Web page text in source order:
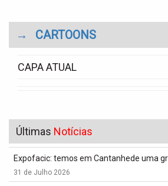
→ CARTOONS
CAPA ATUAL
Últimas Notícias
Expofacic: temos em Cantanhede uma
31 de Julho 2026